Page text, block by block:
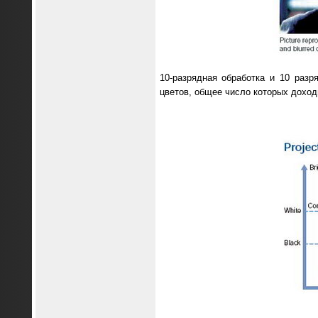
10-разрядная обработка и 10
цветов, общее число которых